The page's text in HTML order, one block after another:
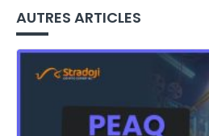
AUTRES ARTICLES